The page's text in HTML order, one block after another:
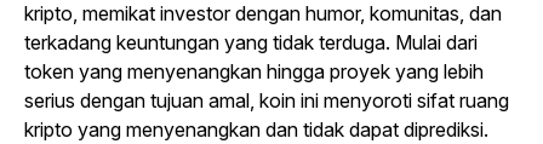
kripto, memikat investor dengan humor, komunitas, dan
terkadang keuntungan yang tidak terduga. Mulai dari
token yang menyenangkan hingga proyek yang lebih
serius dengan tujuan amal, koin ini menyoroti sifat ruang
kripto yang menyenangkan dan tidak dapat diprediksi.